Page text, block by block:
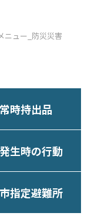
ニュー_防災災害
時持出品
生時の行動
指定避難所